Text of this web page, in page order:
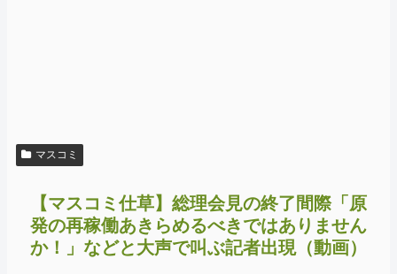
マスコミ
【マスコミ仕草】総理会見の終了間際「原
発の再稼働あきらめるべきではありません
か！」などと大声で叫ぶ記者出現（動画）